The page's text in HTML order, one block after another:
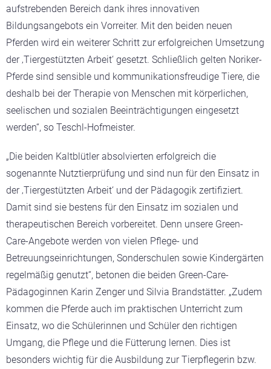
aufstrebenden Bereich dank ihres innovativen
Bildungsangebots ein Vorreiter. Mit den beiden neuen
Pferden wird ein weiterer Schritt zur erfolgreichen Umsetzung
der ‚Tiergestützten Arbeit‘ gesetzt. Schließlich gelten Noriker-
Pferde sind sensible und kommunikationsfreudige Tiere, die
deshalb bei der Therapie von Menschen mit körperlichen,
seelischen und sozialen Beeinträchtigungen eingesetzt
werden“, so Teschl-Hofmeister.
„Die beiden Kaltblütler absolvierten erfolgreich die
sogenannte Nutztierprüfung und sind nun für den Einsatz in
der ‚Tiergestützten Arbeit‘ und der Pädagogik zertifiziert.
Damit sind sie bestens für den Einsatz im sozialen und
therapeutischen Bereich vorbereitet. Denn unsere Green-
Care-Angebote werden von vielen Pflege- und
Betreuungseinrichtungen, Sonderschulen sowie Kindergärten
regelmäßig genutzt“, betonen die beiden Green-Care-
Pädagoginnen Karin Zenger und Silvia Brandstätter. „Zudem
kommen die Pferde auch im praktischen Unterricht zum
Einsatz, wo die Schülerinnen und Schüler den richtigen
Umgang, die Pflege und die Fütterung lernen. Dies ist
besonders wichtig für die Ausbildung zur Tierpflegerin bzw.